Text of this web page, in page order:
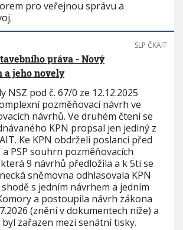
pro veřejnou správu a
SLP ČKAIT
práva - Nový
a jeho novely
NSZ pod č. 67/0 ze 12.12.2025
pozměňovací návrh ve
návrhů. Ve druhém čtení se
KPN propsal jen jediný z
Ke KPN obdrželi poslanci před
PSP souhrn pozměňovacích
9 návrhů předložila a k 5ti se
sněmovna odhlasovala KPN
s jedním návrhem a jedním
a postoupila návrh zákona
(znění v dokumentech níže) a
zařazen mezi senátní tisky.